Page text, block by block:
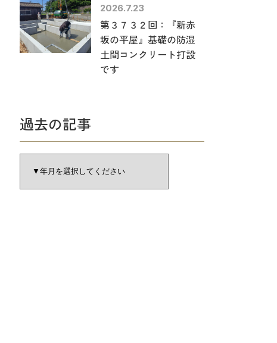
2026.7.23
第３７３２回：『新赤
坂の平屋』基礎の防湿
土間コンクリート打設
です
過去の記事